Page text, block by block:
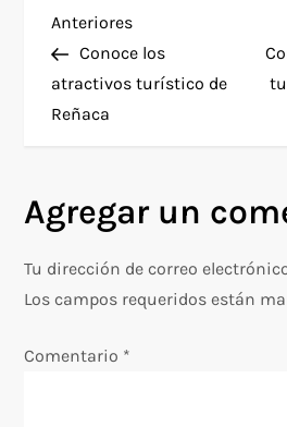
N
a
v
g
a
Entrada
anterior
Anteriores
Conoce los
atractivos turístico de
Reñaca
Agregar un
Tu dirección de correo
Los campos requeridos están
Comentario *